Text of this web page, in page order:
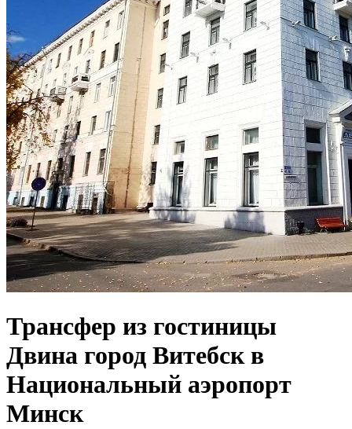
Трансфер из гостиницы
Двина город Витебск в
Национальный аэропорт
Минск